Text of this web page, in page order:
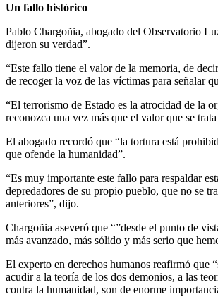
Un fallo histórico
Pablo Chargoñia, abogado del Observatorio
dijeron su verdad”.
“Este fallo tiene el valor de la memoria, de
de recoger la voz de las víctimas para señalar
“El terrorismo de Estado es la atrocidad de la
reconozca una vez más que el valor que se
El abogado recordó que “la tortura está
que ofende la humanidad”.
“Es muy importante este fallo para respaldar
depredadores de su propio pueblo, que no se
anteriores”, dijo.
Chargoñia aseveró que “”desde el punto de
más avanzado, más sólido y más serio que
El experto en derechos humanos reafirmó que
acudir a la teoría de los dos demonios, a las
contra la humanidad, son de enorme